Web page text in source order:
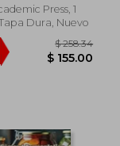
of
Press, 1
Dura, Nuevo